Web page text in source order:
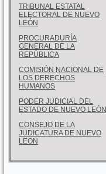
TRIBUNAL ESTATAL
ELECTORAL DE NUEVO
LEÓN
PROCURADURÍA
GENERAL DE LA
REPÚBLICA
COMISIÓN NACIONAL DE
LOS DERECHOS
HUMANOS
PODER JUDICIAL DEL
ESTADO DE NUEVO LEÓN
CONSEJO DE LA
JUDICATURA DE NUEVO
LEON